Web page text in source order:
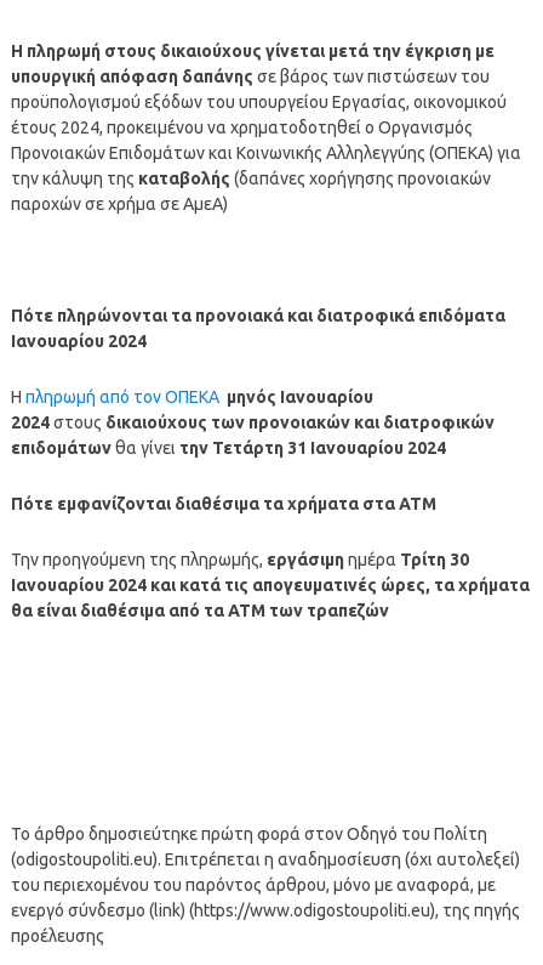
Η πληρωμή στους δικαιούχους γίνεται μετά την έγκριση με
υπουργική απόφαση δαπάνης σε βάρος των πιστώσεων του
προϋπολογισμού εξόδων του υπουργείου Εργασίας, οικονομικού
έτους 2024, προκειμένου να χρηματοδοτηθεί ο Οργανισμός
Προνοιακών Επιδομάτων και Κοινωνικής Αλληλεγγύης (ΟΠΕΚΑ) για
την κάλυψη της καταβολής (δαπάνες χορήγησης προνοιακών
παροχών σε χρήμα σε ΑμεΑ)
Πότε πληρώνονται τα προνοιακά και διατροφικά επιδόματα
Ιανουαρίου 2024
Η πληρωμή από τον ΟΠΕΚΑμηνός Ιανουαρίου
2024στους δικαιούχους των προνοιακών και διατροφικών
επιδομάτωνθα γίνει την Τετάρτη 31 Ιανουαρίου2024
Πότε εμφανίζονται διαθέσιμα τα χρήματα στα ΑΤΜ
Την προηγούμενη της πληρωμής, εργάσιμηημέρα Τρίτη 30
Ιανουαρίου 2024και κατά τις απογευματινές ώρες, τα χρήματα
θα είναι διαθέσιμα από τα ΑΤΜ των τραπεζών
Το άρθρο δημοσιεύτηκε πρώτη φορά στον Οδηγό του Πολίτη
(odigostoupoliti.eu). Επιτρέπεται η αναδημοσίευση (όχι αυτολεξεί)
του περιεχομένου του παρόντος άρθρου, μόνο με αναφορά, με
ενεργό σύνδεσμο (link) (https://www.odigostoupoliti.eu), της πηγής
προέλευσης